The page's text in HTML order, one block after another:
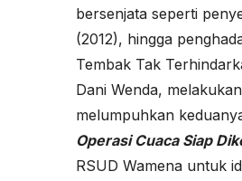
bersenjata seperti
(2012), hingga
Tembak Tak
Dani Wenda,
melumpuhkan
Operasi Cuaca Siap
RSUD Wamena untuk